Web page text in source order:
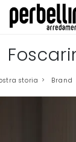
storia > Brand